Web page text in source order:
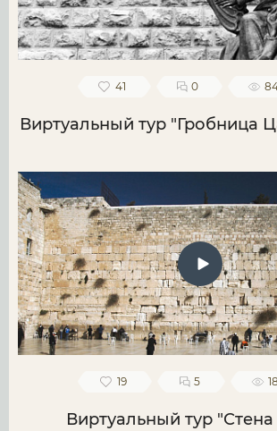
41 0
Виртуальный тур "Гробница
19 5
Виртуальный тур